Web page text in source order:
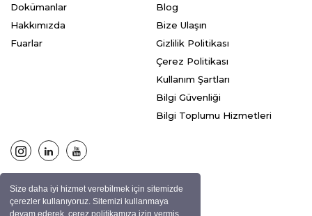
Size daha iyi hizmet verebilmek için sitemizde
çerezler kullanıyoruz. Sitemizi kullanmaya
Dokümanlar
Hakkımızda
Fuarlar
Blog
Bize Ulaşın
Gizlilik Politikası
Çerez Politikası
Kullanım Şartları
Bilgi Güvenliği
Bilgi Toplumu Hizmetleri
© ASPEN Tüm hakları saklıdır.